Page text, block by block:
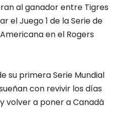
al ganador entre Tigres
el Juego 1 de la Serie de
en el Rogers
su primera Serie Mundial
con revivir los días
volver a poner a Canadá